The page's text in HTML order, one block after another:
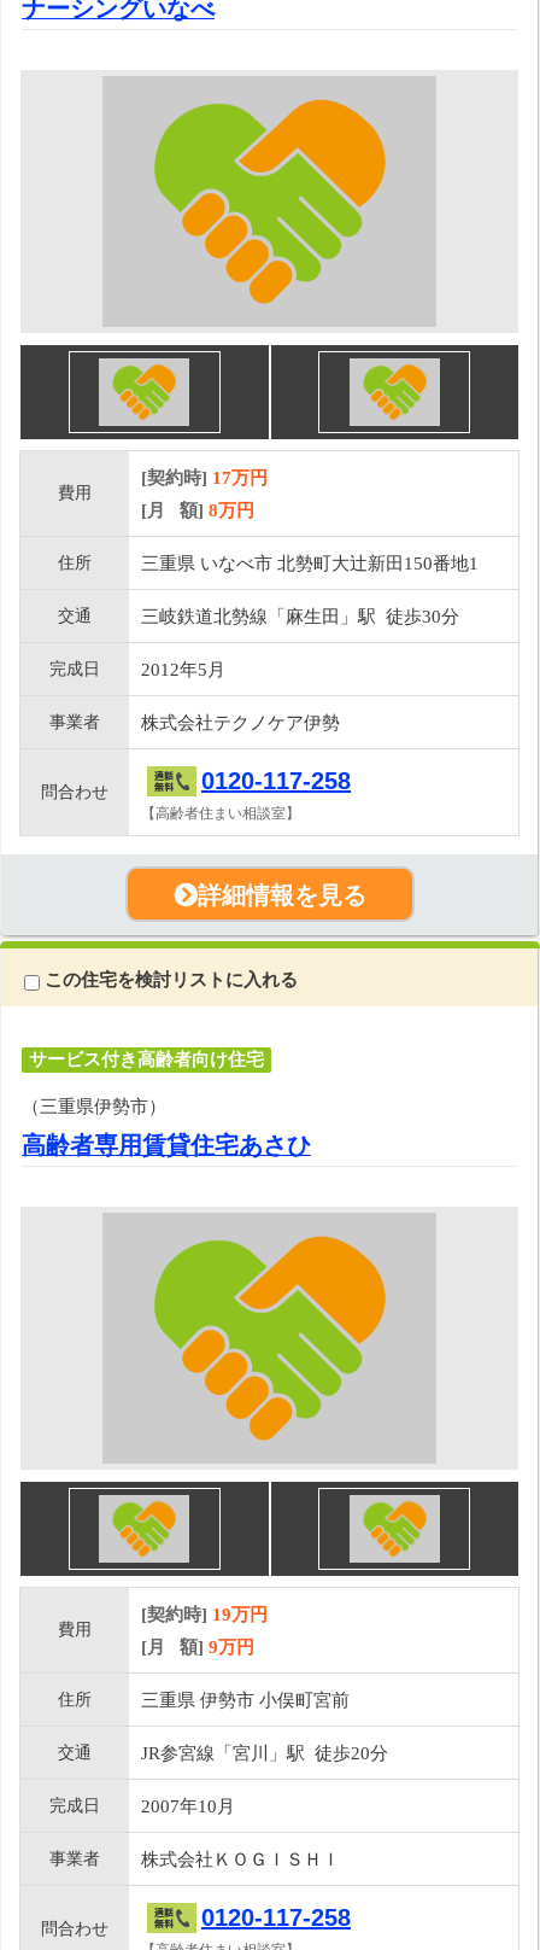
ナーシングいなべ
費用
[契約時] 17万円
[月 額] 8万円
住所 三重県 いなべ市 北勢町大辻新田150番地1
交通 三岐鉄道北勢線「麻生田」駅 徒歩30分
完成日 2012年5月
事業者 株式会社テクノケア伊勢
問合わせ 0120-117-258
【高齢者住まい相談室】
詳細情報を見る
この住宅を検討リストに入れる
サービス付き高齢者向け住宅
（三重県伊勢市）
高齢者専用賃貸住宅あさひ
費用
[契約時] 19万円
[月 額] 9万円
住所 三重県 伊勢市 小俣町宮前
交通 JR参宮線「宮川」駅 徒歩20分
完成日 2007年10月
事業者 株式会社ＫＯＧＩＳＨＩ
問合わせ 0120-117-258